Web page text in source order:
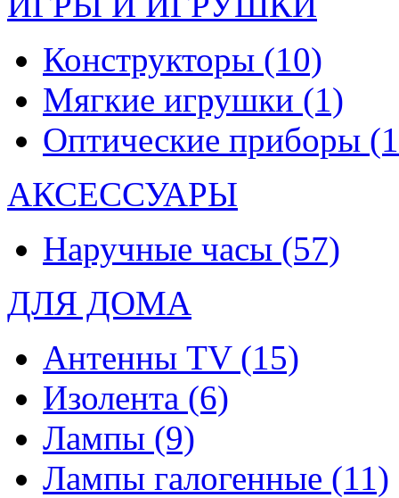
Конструкторы (10)
Мягкие игрушки (1)
Оптические приборы
АКСЕССУАРЫ
Наручные часы (57)
ДЛЯ ДОМА
Антенны TV (15)
Изолента (6)
Лампы (9)
Лампы галогенные (11)